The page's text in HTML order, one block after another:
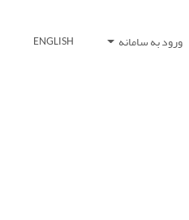
ورود به سامانه ENGLISH